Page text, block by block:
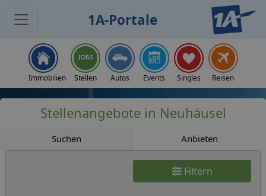
1A-Portale
Immobilien Stellen Autos Events Singles Reisen
Stellenangebote in Neuhäusel
Suchen Anbieten
Filtern